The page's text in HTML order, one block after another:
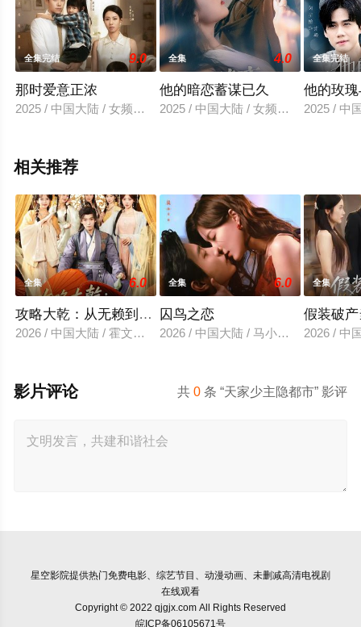
全集完结 9.0
那时爱意正浓
2025 / 中国大陆 / 女频恋爱
全集 4.0
他的暗恋蓄谋已久
2025 / 中国大陆 / 女频恋爱
全集完结
他的玫
2025 / 中
相关推荐
全集 6.0
攻略大乾：从无赖到霸主
2026 / 中国大陆 / 霍文琦＆陈洁蕾
全集 6.0
囚鸟之恋
2026 / 中国大陆 / 马小宇&兰岚
全集
假装破
2026 / 中
共0 条 “天家少主隐都市” 影评
影片评论
星空影院提供热门免费电影、综艺节目、动漫动画、未删减高清电视剧
在线观看
Copyright © 2022 qjgjx.com All Rights Reserved
皖ICP备06105671号